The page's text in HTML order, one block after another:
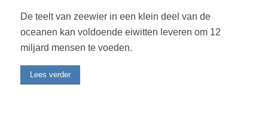
De teelt van zeewier in een klein deel van de
oceanen kan voldoende eiwitten leveren om 12
miljard mensen te voeden.
Lees verder